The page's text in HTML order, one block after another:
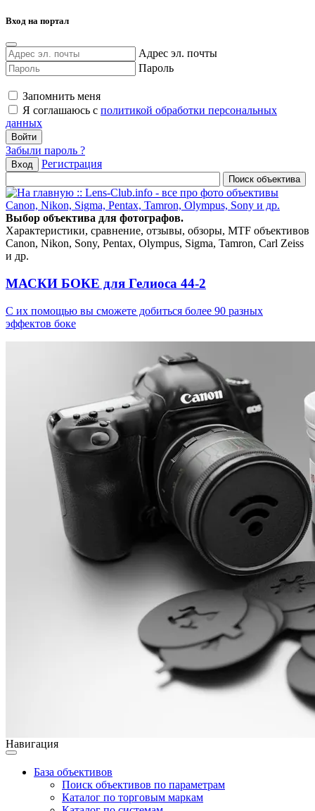
Вход на портал
Адрес эл. почты
Пароль
Запомнить меня
Я соглашаюсь с политикой обработки персональных
данных
Забыли пароль ?
Вход Регистрация
Выбор объектива для фотографов.
Характеристики, сравнение, отзывы, обзоры, MTF объективов
Canon, Nikon, Sony, Pentax, Olympus, Sigma, Tamron, Carl Zeiss
и др.
МАСКИ БОКЕ для Гелиоса 44-2
С их помощью вы сможете добиться более 90 разных
эффектов боке
Навигация
База объективов
Поиск объективов по параметрам
Каталог по торговым маркам